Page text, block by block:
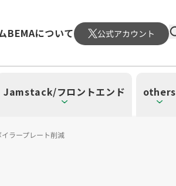
BEMAについて 公式アカウント
Jamstack/フロントエンド others
ラープレート削減